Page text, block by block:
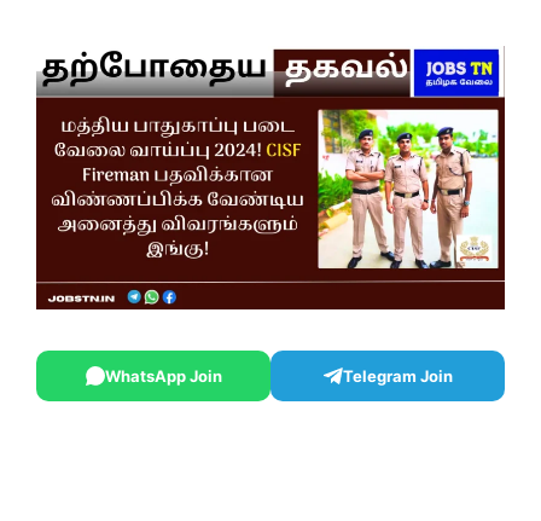
WhatsApp Join Telegram Join